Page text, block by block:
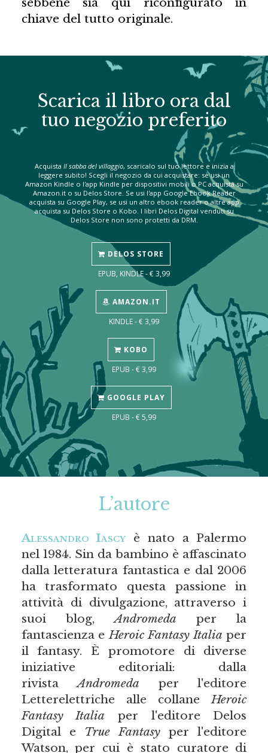
chiave del tutto originale.
Scarica il libro ora dal
tuo negozio preferito
Acquista Il sabba del villaggio, scaricalo sul tuo lettore e inizia a
leggere subito! Scegli il negozio da cui acquistare: se usi un
Amazon Kindle o l'app Kindle per dispositivi mobili o PC acquista su
Amazon.it o su Delos Store. Se usi l'app Google Ebook Reader
acquista su Google Play, se usi un altro ebook reader o altre app
acquista su Delos Store o Kobo. I libri Delos Digital venduti su
Delos Store non sono protetti da DRM.
DELOS STORE
EPUB, KINDLE - € 3,99
AMAZON.IT
KINDLE - € 3,99
KOBO
EPUB - € 3,99
GOOGLE PLAY
EPUB - € 5,99
L’autore
Alessandro Iascyè nato a Palermo
nel 1984. Sin da bambino è affascinato
dalla letteratura fantastica e dal 2006
ha trasformato questa passione in
attività di divulgazione, attraverso i
suoi blog,Andromeda per la
fantascienza eHeroic Fantasy Italia per
il fantasy. È promotore di diverse
iniziative editoriali: dalla
rivistaAndromeda per l'editore
Letterelettriche alle collaneHeroic
Fantasy Italia per l'editore Delos
Digital e True Fantasyper l'editore
Watson, per cui è stato curatore di